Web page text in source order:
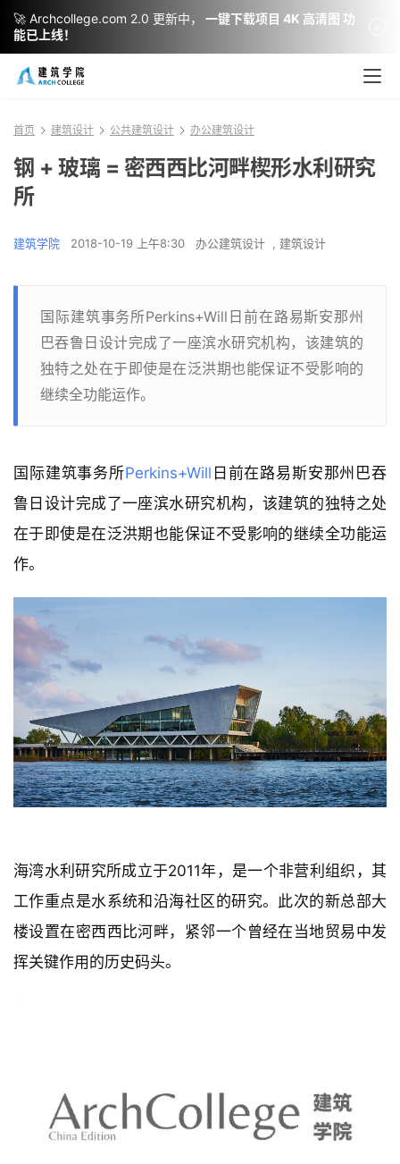
首页 建筑设计 公共建筑设计 办公建筑设计
钢 + 玻璃 = 密西西比河畔楔形水利研究
所
建筑学院 2018-10-19 上午8:30 办公建筑设计 , 建筑设计
国际建筑事务所Perkins+Will日前在路易斯安那州
巴吞鲁日设计完成了一座滨水研究机构，该建筑的
独特之处在于即使是在泛洪期也能保证不受影响的
继续全功能运作。
国际建筑事务所Perkins+Will 日前在路易斯安那州巴吞
鲁日设计完成了一座滨水研究机构，该建筑的独特之处
在于即使是在泛洪期也能保证不受影响的继续全功能运
作。
海湾水利研究所成立于2011年，是一个非营利组织，其
工作重点是水系统和沿海社区的研究。此次的新总部大
楼设置在密西西比河畔，紧邻一个曾经在当地贸易中发
挥关键作用的历史码头。
🚀 Archcollege.com 2.0 更新中，
一键下载项目 4K 高清图 功
能已上线！